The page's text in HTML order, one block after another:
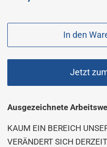
In den
Jetzt
Ausgezeichnete
KAUM EIN BEREICH
VERÄNDERT SICH